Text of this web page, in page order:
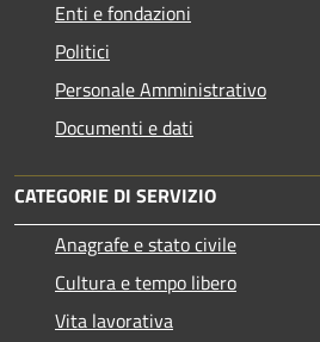
Enti e fondazioni
Politici
Personale Amministrativo
Documenti e dati
CATEGORIE DI SERVIZIO
Anagrafe e stato civile
Cultura e tempo libero
Vita lavorativa